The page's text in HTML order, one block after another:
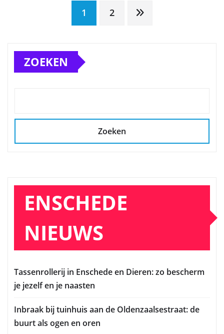
Berichten
paginering
1 2
ZOEKEN
Zoeken
ENSCHEDE
NIEUWS
Tassenrollerij in Enschede en Dieren: zo bescherm
je jezelf en je naasten
Inbraak bij tuinhuis aan de Oldenzaalsestraat: de
buurt als ogen en oren